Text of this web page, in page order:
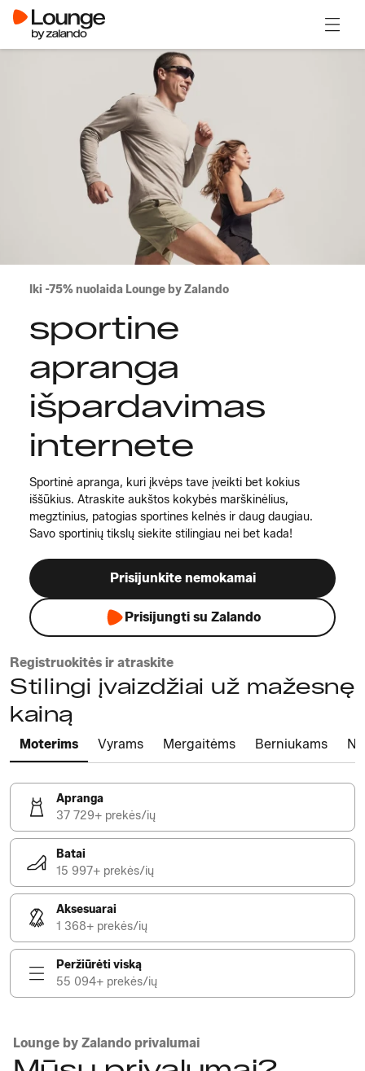
Iki -75% nuolaida Lounge by Zalando
sportine
apranga
išpardavimas
internete
Sportinė apranga, kuri įkvėps tave įveikti bet kokius
iššūkius. Atraskite aukštos kokybės marškinėlius,
megztinius, patogias sportines kelnės ir daug daugiau.
Savo sportinių tikslų siekite stilingiau nei bet kada!
Prisijunkite nemokamai
Prisijungti su Zalando
Registruokitės ir atraskite
Stilingi įvaizdžiai už mažesnę
kainą
Moterims Vyrams Mergaitėms Berniukams
Apranga
37 729+ prekės/ių
Batai
15 997+ prekės/ių
Aksesuarai
1 368+ prekės/ių
Peržiūrėti viską
55 094+ prekės/ių
Lounge by Zalando privalumai